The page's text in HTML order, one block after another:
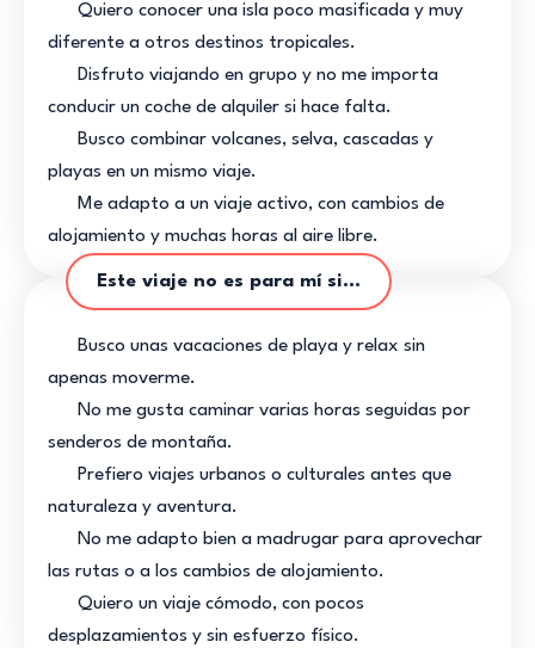
Quiero conocer una isla poco masificada y muy
diferente a otros destinos tropicales.
Disfruto viajando en grupo y no me importa
conducir un coche de alquiler si hace falta.
Busco combinar volcanes, selva, cascadas y
playas en un mismo viaje.
Me adapto a un viaje activo, con cambios de
alojamiento y muchas horas al aire libre.
Este viaje no es para mí si...
Busco unas vacaciones de playa y relax sin
apenas moverme.
No me gusta caminar varias horas seguidas por
senderos de montaña.
Prefiero viajes urbanos o culturales antes que
naturaleza y aventura.
No me adapto bien a madrugar para aprovechar
las rutas o a los cambios de alojamiento.
Quiero un viaje cómodo, con pocos
desplazamientos y sin esfuerzo físico.